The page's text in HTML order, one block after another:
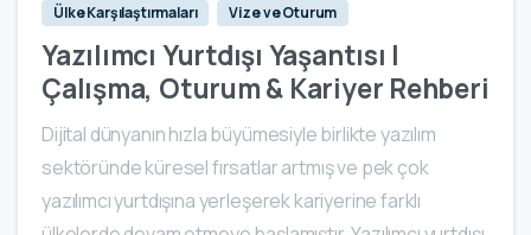
Ülke Karşılaştırmaları
Vize ve Oturum
Yazılımcı Yurtdışı Yaşantısı |
Çalışma, Oturum & Kariyer Rehberi
Dijital dünyanın hızla büyümesiyle birlikte yazılım
sektöründe küresel fırsatlar artmış ve pek çok
yazılımcı yurtdışına yerleşerek kariyerine farklı